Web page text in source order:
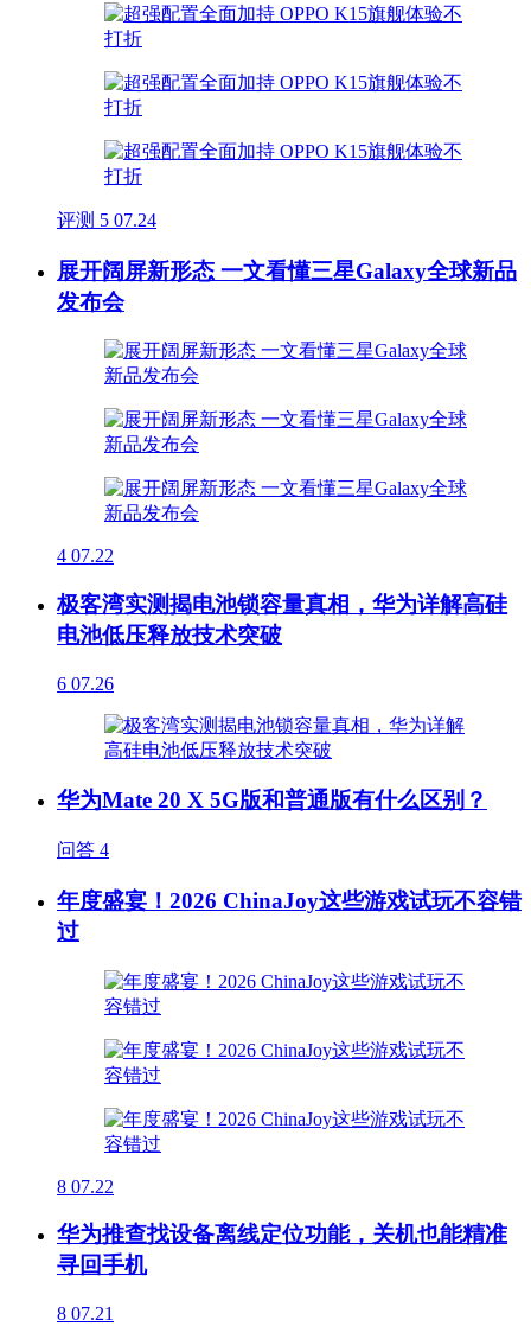
评测 5 07.24
展开阔屏新形态 一文看懂三星Galaxy全球新品
发布会
4 07.22
极客湾实测揭电池锁容量真相，华为详解高硅
电池低压释放技术突破
6 07.26
华为Mate 20 X 5G版和普通版有什么区别？
问答 4
年度盛宴！2026 ChinaJoy这些游戏试玩不容错
过
8 07.22
华为推查找设备离线定位功能，关机也能精准
寻回手机
8 07.21